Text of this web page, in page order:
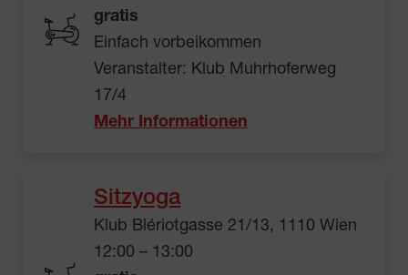
gratis
Einfach vorbeikommen
Veranstalter: Klub Muhrhoferweg
17/4
Mehr Informationen
Sitzyoga
Klub Blériotgasse 21/13, 1110 Wien
12:00 – 13:00